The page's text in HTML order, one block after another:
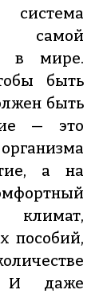
самой
в мире.
быть
быть
— это
а на
пособий,
И даже